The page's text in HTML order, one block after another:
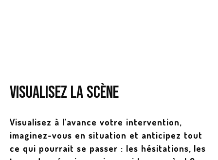
Visualisez la scène
Visualisez à l’avance votre intervention,
imaginez-vous en situation et anticipez tout
ce qui pourrait se passer : les hésitations, les